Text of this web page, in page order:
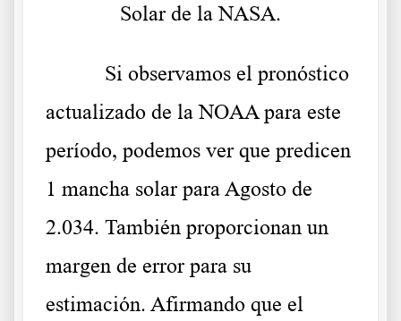
Solar de la NASA.
Si observamos el pronóstico
actualizado de la NOAA para este
período, podemos ver que predicen
1 mancha solar para Agosto de
2.034. También proporcionan un
margen de error para su
estimación. Afirmando que el